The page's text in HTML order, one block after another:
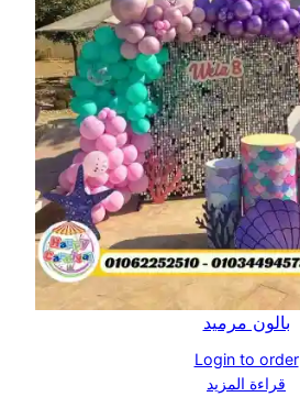
بالون مرميد
Login to order
قراءة المزيد